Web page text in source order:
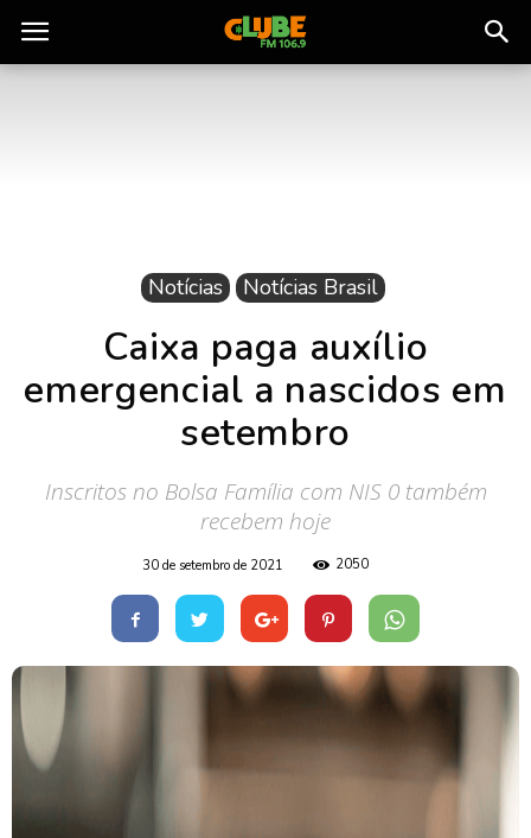
Rádio
Notícias Notícias Brasil
Caixa paga auxílio
emergencial a nascidos em
setembro
Inscritos no Bolsa Família com NIS 0 também
recebem hoje
30 de setembro de 2021 2050